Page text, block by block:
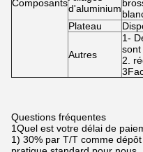
Composantsd'aluminium
Plateau
Autres
1-
sont
2.
Questions fréquentes
1Quel est votre délai de
1) 30% par T/T comme